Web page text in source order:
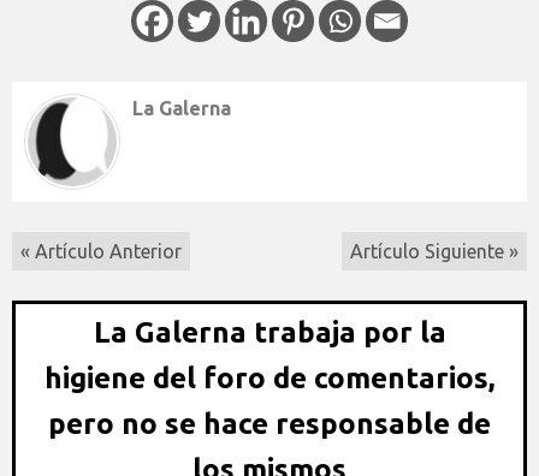
La Galerna
« Artículo Anterior Artículo Siguiente »
La Galerna trabaja por la
higiene del foro de comentarios,
pero no se hace responsable de